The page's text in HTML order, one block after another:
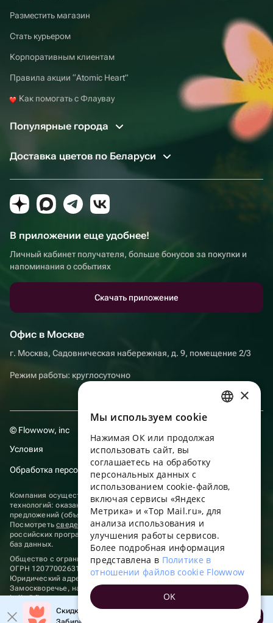
Разместить магазин
Стать курьером
Корпоративным клиентам
Правила акции “Atomic Heart”
Как помогать с Флаувау
Популярные города
Доставка цветов по Беларуси
В приложении еще удобнее!
Личный кабинет получателя, больше бонусов за покупки и
напоминания о событиях
Скачать приложение
Офис в Москве
г. Москва, Садовническая набережная, д. 9, помещение 2/3
Режим работы: круглосуточно
© Flowwow, inc
Условия
Обработка персональных данных
Компания осуществляет деятельность в области информационных
технологий: оказание услуг в сети “Интернет” по размещению
предложений (объявлений) продавцов о реализации товаров.
Посмотретьсведения о программах, включенных в реестр
российских программ для электронных вычислительных машин и
баз данных.
Общество с ограниченной ответственностью «ФЛАУВАУ»
ОГРН 1207700263198, ИНН 9702020445
Юридический адрес: г. Москва, вн.тер. г. Муниципальный округ
Замоскворечье, наб. Садовническая, д. 9, помещ. 2/3.
hello@flowwow.com
8 800 555-16-15
Применяютсярекомендательные технологии
Скидка до 10% на первый заказ!
Открыть
ENGLISH
UKRAINIAN
PORTUGUESE
FRENCH
TURKISH
×
Мы используем сookie
Нажимая ОК или продолжая
использовать сайт, вы
соглашаетесь на обработку
персональных данных с
использованием cookie-файлов,
включая сервисы «Яндекс
Метрика» и «Top Mail.ru», для
анализа использования и
улучшения работы сервисов.
Более подробная информация
представлена в Политике в
отношении файлов cookie Flowwow
OK